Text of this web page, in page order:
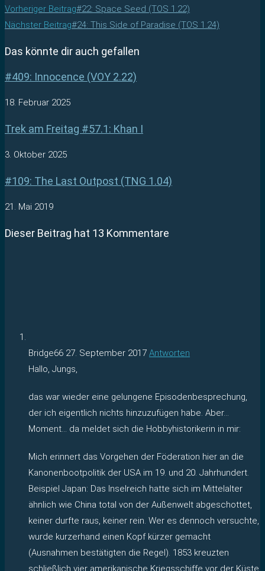
Vorheriger Beitrag#22: Space Seed (TOS 1.22)
Nächster Beitrag#24: This Side of Paradise (TOS 1.24)
Das könnte dir auch gefallen
#409: Innocence (VOY 2.22)
18. Februar 2025
Trek am Freitag #57.1: Khan I
3. Oktober 2025
#109: The Last Outpost (TNG 1.04)
21. Mai 2019
Dieser Beitrag hat 13 Kommentare
Bridge66 27. September 2017 Antworten
Hallo, Jungs,
das war wieder eine gelungene Episodenbesprechung,
der ich eigentlich nichts hinzuzufügen habe. Aber…
Moment… da meldet sich die Hobbyhistorikerin in mir:
Mich erinnert das Vorgehen der Föderation hier an die
Kanonenbootpolitik der USA im 19. und 20. Jahrhundert.
Beispiel Japan: Das Inselreich hatte sich im Mittelalter
ähnlich wie China total von der Außenwelt abgeschottet,
keiner durfte raus, keiner rein. Wer es dennoch versuchte,
wurde kurzerhand einen Kopf kürzer gemacht
(Ausnahmen bestätigten die Regel). 1853 kreuzten
schließlich vier amerikanische Kriegsschiffe vor der Küste